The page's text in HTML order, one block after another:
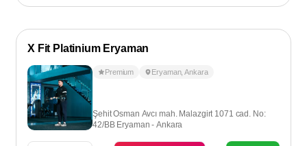
X Fit Platinium Eryaman
Premium Eryaman,Ankara
Şehit Osman Avcı mah. Malazgirt 1071 cad. No:
42/BB Eryaman - Ankara